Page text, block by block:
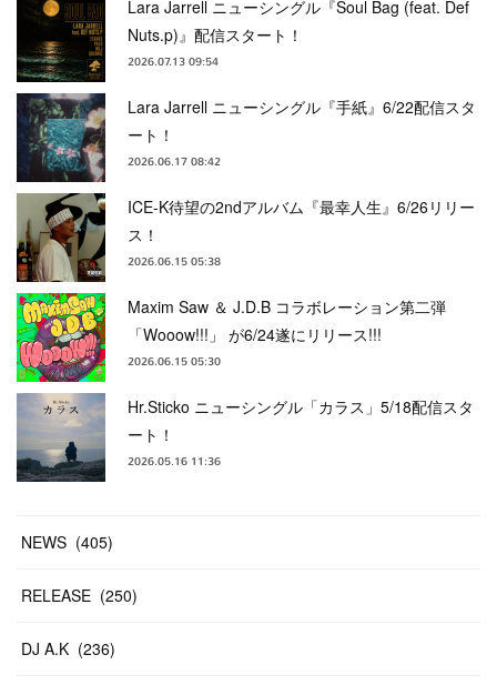
Lara Jarrell ニューシングル『Soul Bag (feat. Def
Nuts.p)』配信スタート！
2026.07.13 09:54
Lara Jarrell ニューシングル『手紙』6/22配信スタ
ート！
2026.06.17 08:42
ICE-K待望の2ndアルバム『最幸人生』6/26リリー
ス！
2026.06.15 05:38
Maxim Saw ＆ J.D.B コラボレーション第二弾
「Wooow!!!」 が6/24遂にリリース!!!
2026.06.15 05:30
Hr.Sticko ニューシングル「カラス」5/18配信スタ
ート！
2026.05.16 11:36
NEWS (405)
RELEASE (250)
DJ A.K (236)